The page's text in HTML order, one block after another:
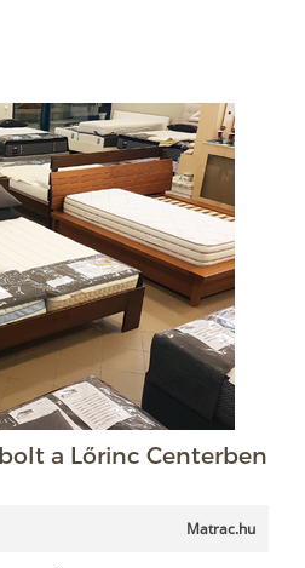
a Lőrinc Centerben
Matrac.hu